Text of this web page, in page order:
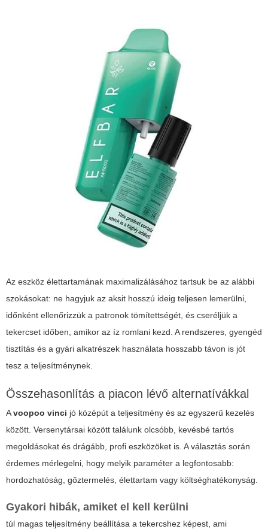
Az eszköz élettartamának maximalizálásához tartsuk be az alábbi
szokásokat: ne hagyjuk az aksit hosszú ideig teljesen lemerülni,
időnként ellenőrizzük a patronok tömítettségét, és cseréljük a
tekercset időben, amikor az íz romlani kezd. A rendszeres, gyengéd
tisztítás és a gyári alkatrészek használata hosszabb távon is jót
tesz a teljesítménynek.
Összehasonlítás a piacon lévő alternatívákkal
Avoopoo vinci jó középút a teljesítmény és az egyszerű kezelés
között. Versenytársai között találunk olcsóbb, kevésbé tartós
megoldásokat és drágább, profi eszközöket is. A választás során
érdemes mérlegelni, hogy melyik paraméter a legfontosabb:
hordozhatóság, gőztermelés, élettartam vagy költséghatékonyság.
Gyakori hibák, amiket el kell kerülni
túl magas teljesítmény beállítása a tekercshez képest, ami